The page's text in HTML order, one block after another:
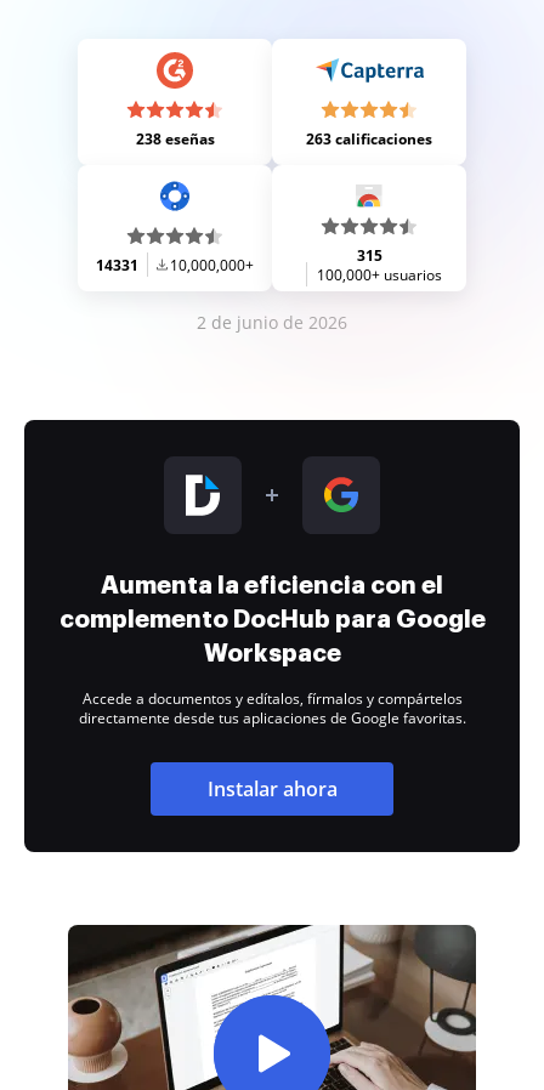
238 eseñas 263 calificaciones
14331 10,000,000+
315
100,000+ usuarios
2 de junio de 2026
Aumenta la eficiencia con el
complemento DocHub para Google
Workspace
Accede a documentos y edítalos, fírmalos y compártelos
directamente desde tus aplicaciones de Google favoritas.
Instalar ahora